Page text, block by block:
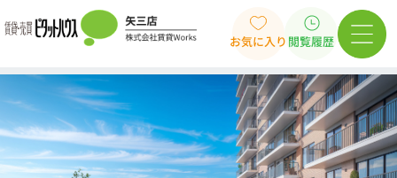
お気に入り 閲覧履歴